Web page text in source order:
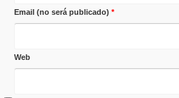
Email (no será publicado) *
Web